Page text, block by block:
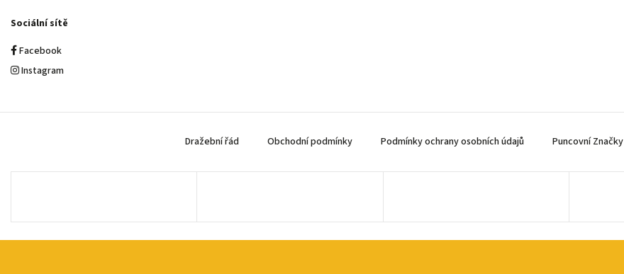
Sociální sítě
Facebook
Instagram
Dražební řád Obchodní podmínky Podmínky ochrany osobních údajů Puncovní Značky